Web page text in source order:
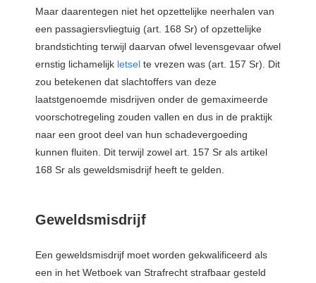
Maar daarentegen niet het opzettelijke neerhalen van
een passagiersvliegtuig (art. 168 Sr) of opzettelijke
brandstichting terwijl daarvan ofwel levensgevaar ofwel
ernstig lichamelijk letsel te vrezen was (art. 157 Sr). Dit
zou betekenen dat slachtoffers van deze
laatstgenoemde misdrijven onder de gemaximeerde
voorschotregeling zouden vallen en dus in de praktijk
naar een groot deel van hun schadevergoeding
kunnen fluiten. Dit terwijl zowel art. 157 Sr als artikel
168 Sr als geweldsmisdrijf heeft te gelden.
Geweldsmisdrijf
Een geweldsmisdrijf moet worden gekwalificeerd als
een in het Wetboek van Strafrecht strafbaar gesteld